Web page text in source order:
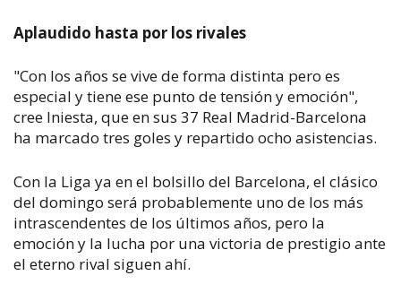
Aplaudido hasta por los rivales
"Con los años se vive de forma distinta pero es
especial y tiene ese punto de tensión y emoción",
cree Iniesta, que en sus 37 Real Madrid-Barcelona
ha marcado tres goles y repartido ocho asistencias.
Con la Liga ya en el bolsillo del Barcelona, el clásico
del domingo será probablemente uno de los más
intrascendentes de los últimos años, pero la
emoción y la lucha por una victoria de prestigio ante
el eterno rival siguen ahí.